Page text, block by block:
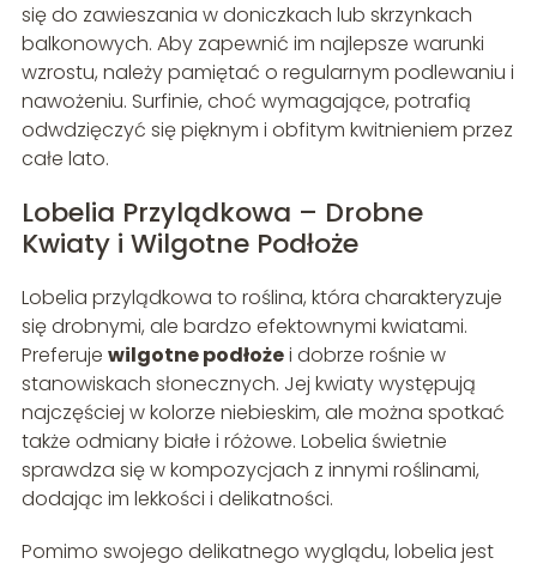
się do zawieszania w doniczkach lub skrzynkach
balkonowych. Aby zapewnić im najlepsze warunki
wzrostu, należy pamiętać o regularnym podlewaniu i
nawożeniu. Surfinie, choć wymagające, potrafią
odwdzięczyć się pięknym i obfitym kwitnieniem przez
całe lato.
Lobelia Przylądkowa – Drobne
Kwiaty i Wilgotne Podłoże
Lobelia przylądkowa to roślina, która charakteryzuje
się drobnymi, ale bardzo efektownymi kwiatami.
Preferuje wilgotne podłożei dobrze rośnie w
stanowiskach słonecznych. Jej kwiaty występują
najczęściej w kolorze niebieskim, ale można spotkać
także odmiany białe i różowe. Lobelia świetnie
sprawdza się w kompozycjach z innymi roślinami,
dodając im lekkości i delikatności.
Pomimo swojego delikatnego wyglądu, lobelia jest